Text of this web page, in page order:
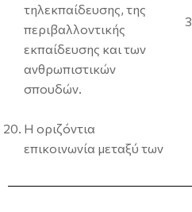
τηλεκπαίδευσης, της
περιβαλλοντικής
εκπαίδευσης και των
ανθρωπιστικών
σπουδών.
Η οριζόντια
επικοινωνία μεταξύ των